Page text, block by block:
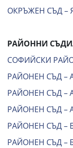
ОКРЪЖЕН СЪД –
РАЙОННИ
СОФИЙСКИ
РАЙОНЕН СЪД –
РАЙОНЕН СЪД –
РАЙОНЕН СЪД –
РАЙОНЕН СЪД –
РАЙОНЕН СЪД –